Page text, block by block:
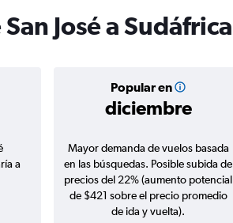
José a Sudáfrica
Popular en
diciembre
a
Mayor demanda de vuelos basada
en las búsquedas. Posible subida de
precios del 22% (aumento potencial
de $421 sobre el precio promedio
de ida y vuelta).